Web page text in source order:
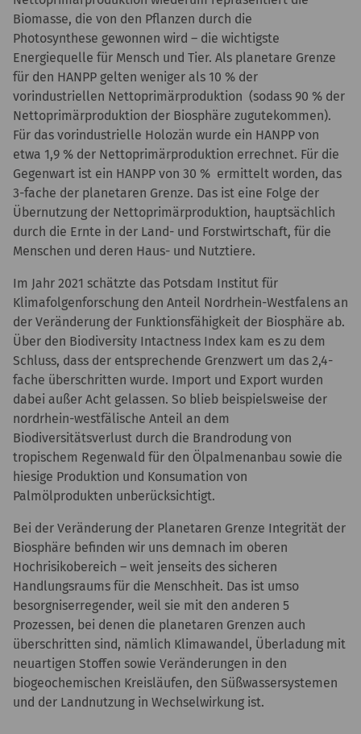
Biomasse, die von den Pflanzen durch die
Photosynthese gewonnen wird – die wichtigste
Energiequelle für Mensch und Tier. Als planetare Grenze
für den HANPP gelten weniger als 10 % der
vorindustriellen Nettoprimärproduktion (sodass 90 % der
Nettoprimärproduktion der Biosphäre zugutekommen).
Für das vorindustrielle Holozän wurde ein HANPP von
etwa 1,9 % der Nettoprimärproduktion errechnet. Für die
Gegenwart ist ein HANPP von 30 % ermittelt worden, das
3-fache der planetaren Grenze. Das ist eine Folge der
Übernutzung der Nettoprimärproduktion, hauptsächlich
durch die Ernte in der Land- und Forstwirtschaft, für die
Menschen und deren Haus- und Nutztiere.
Im Jahr 2021 schätzte das Potsdam Institut für
Klimafolgenforschung den Anteil Nordrhein-Westfalens an
der Veränderung der Funktionsfähigkeit der Biosphäre ab.
Über den Biodiversity Intactness Index kam es zu dem
Schluss, dass der entsprechende Grenzwert um das 2,4-
fache überschritten wurde. Import und Export wurden
dabei außer Acht gelassen. So blieb beispielsweise der
nordrhein-westfälische Anteil an dem
Biodiversitätsverlust durch die Brandrodung von
tropischem Regenwald für den Ölpalmenanbau sowie die
hiesige Produktion und Konsumation von
Palmölprodukten unberücksichtigt.
Bei der Veränderung der Planetaren Grenze Integrität der
Biosphäre befinden wir uns demnach im oberen
Hochrisikobereich – weit jenseits des sicheren
Handlungsraums für die Menschheit. Das ist umso
besorgniserregender, weil sie mit den anderen 5
Prozessen, bei denen die planetaren Grenzen auch
überschritten sind, nämlich Klimawandel, Überladung mit
neuartigen Stoffen sowie Veränderungen in den
biogeochemischen Kreisläufen, den Süßwassersystemen
und der Landnutzung in Wechselwirkung ist.